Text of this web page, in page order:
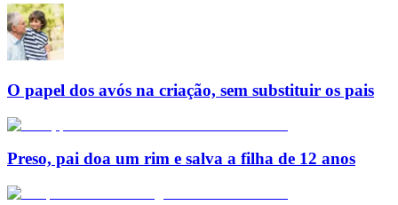
O papel dos avós na criação, sem substituir os pais
Preso, pai doa um rim e salva a filha de 12 anos